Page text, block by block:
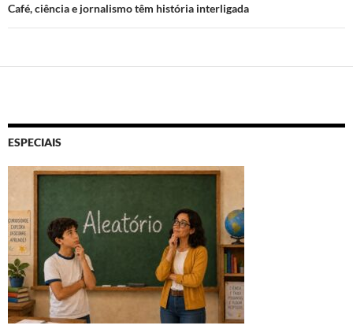
Café, ciência e jornalismo têm história interligada
ESPECIAIS